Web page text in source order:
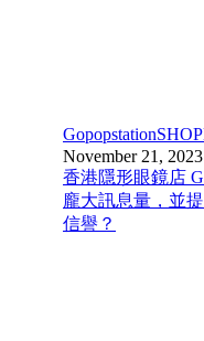
Gopopstation
November 21, 2023
香港隱形眼鏡店
龐大訊息量，並
信譽？